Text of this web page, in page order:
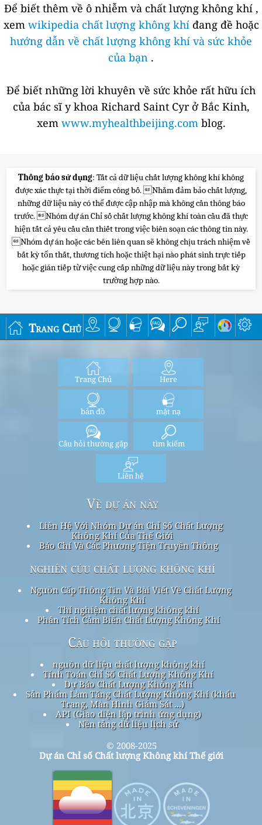
Để biết thêm về ô nhiễm và chất lượng không khí ,
xem wikipedia chất lượng không khíđang đề hoặc
hướng dẫn về chất lượng không khí và sức khỏe
của bạn .
Để biết những lời khuyên về sức khỏe rất hữu ích
của bác sĩ y khoa Richard Saint Cyr ở Bắc Kinh,
xem www.myhealthbeijing.com blog.
Thông báo sử dụng: Tất cả dữ liệu chất lượng không khí không
được xác thực tại thời điểm công bố. Nhằm đảm bảo chất lượng,
những dữ liệu này có thể được cập nhập mà không cần thông báo
trước. Nhóm dự án Chỉ số chất lượng không khí toàn cầu đã thực
hiện tất cả yêu cầu cần thiết trong việc biên soạn các thông tin này.
Nhóm dự án hoặc các bên liên quan sẽ không chịu trách nhiệm về
bất kỳ tổn thất, thương tích hoặc thiệt hại nào phát sinh trực tiếp
hoặc gián tiếp từ việc cung cấp những dữ liệu này trong bất kỳ
trường hợp nào.
Trang Chủ
Trang Chủ Here
bản đồ mặt nạ
Câu hỏi thường gặp tìm kiếm
Liên hệ
Về dự án này
Liên Hệ Với Nhóm Dự án Chỉ Số Chất Lượng
Không Khí Của Thế Giới
Báo Chí Và Các Phương Tiện Truyền Thông
nghiên cứu chất lượng không khí
Nguồn Cấp Thông Tin Và Bài Viết Về Chất Lượng
Không Khí
Thí nghiệm chất lượng không khí
Phân Tích Cảm Biến Chất Lượng Không Khí
Câu hỏi thường gặp
nguồn dữ liệu chất lượng không khí
Tính Toán Chỉ Số Chất Lượng Không Khí
Dự Báo Chất Lượng Không Khí
Sản Phẩm Làm Tăng Chất Lượng Không Khí (khẩu
Trang, Màn Hình Giám Sát ...)
API (Giao diện lập trình ứng dụng)
Nền tảng dữ liệu lịch sử
© 2008-2025
Dự án Chỉ số Chất lượng Không khí Thế giới